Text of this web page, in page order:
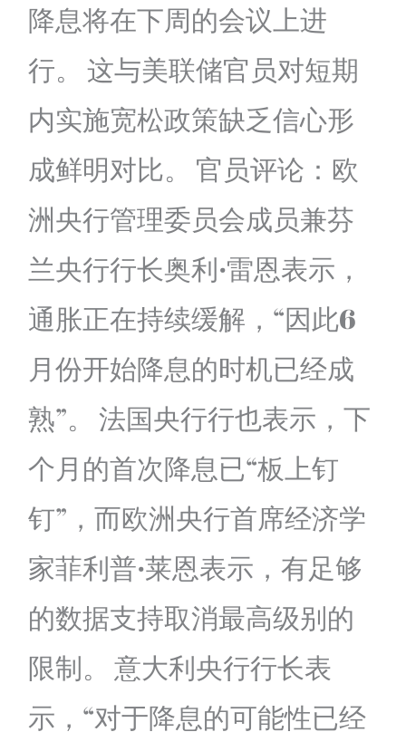
降息将在下周的会议上进
行。 这与美联储官员对短期
内实施宽松政策缺乏信心形
成鲜明对比。 官员评论：欧
洲央行管理委员会成员兼芬
兰央行行长奥利·雷恩表示，
通胀正在持续缓解，“因此6
月份开始降息的时机已经成
熟”。 法国央行行也表示，下
个月的首次降息已“板上钉
钉”，而欧洲央行首席经济学
家菲利普·莱恩表示，有足够
的数据支持取消最高级别的
限制。 意大利央行行长表
示，“对于降息的可能性已经